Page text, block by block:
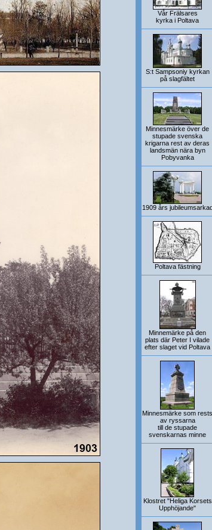
Vår Frälsares
kyrka i Poltava
S:t Sampsoniy kyrkan
på slagfältet
Minnesmärke över de
stupade svenska
krigarna rest av deras
landsmän nära byn
Pobyvanka
1909 års
Poltava fästning
Minnemärke på den
plats där Peter I vilade
efter slaget vid Poltava
Minnesmärke som rests
av ryssarna
till de stupade
svenskarnas minne
Klostret "Heliga Korsets
Upphöjande"